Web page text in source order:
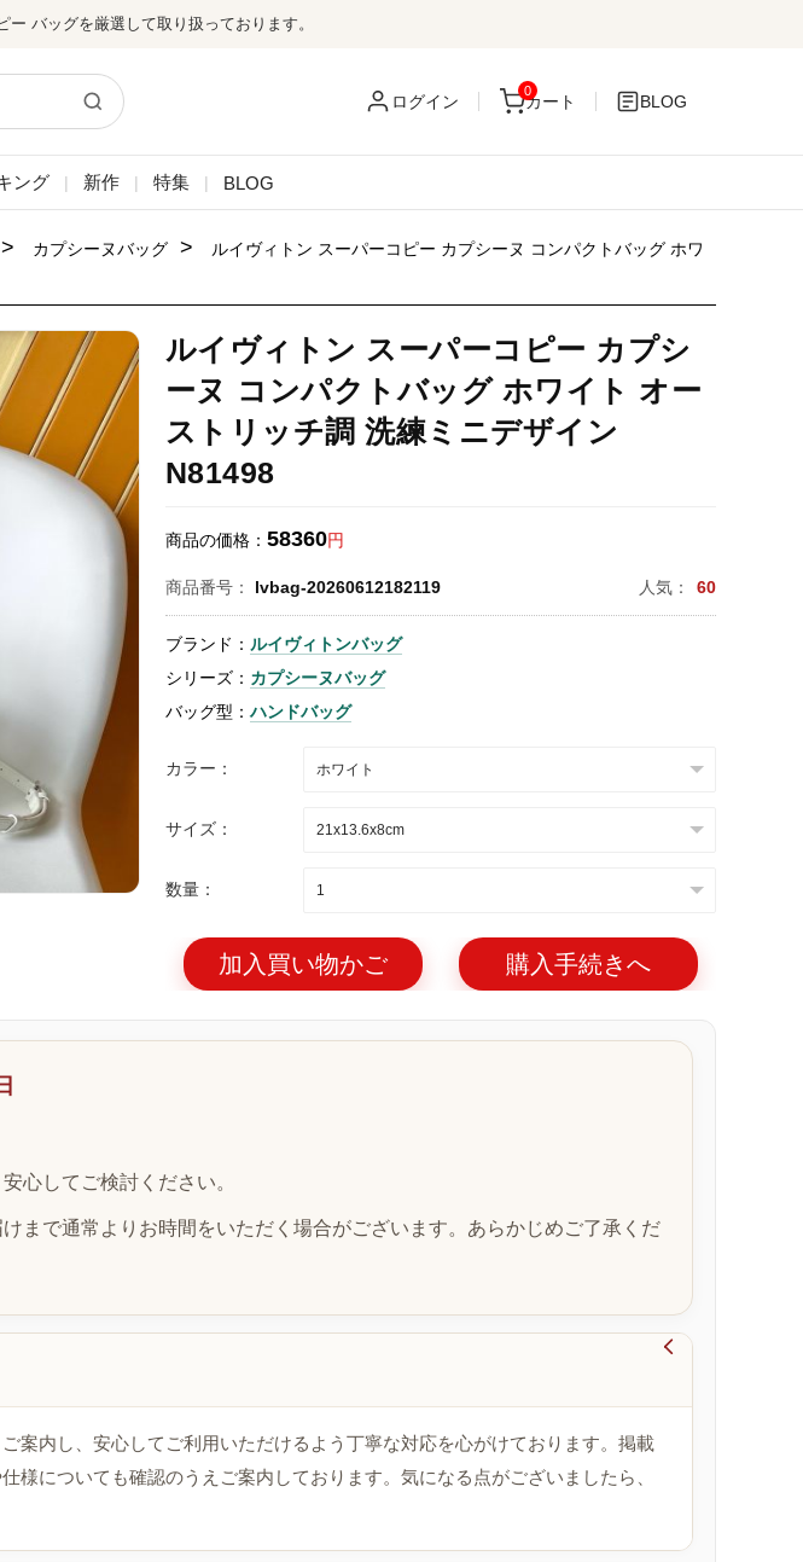
バッグを厳選して取り扱っております。
ログイン
0
カート BLOG
ング | 新作 | 特集 | BLOG
> カプシーヌバッグ >
ルイヴィトン スーパーコピー カプシーヌ コンパクトバッグ ホワ
ルイヴィトン スーパーコピー カプシ
ーヌ コンパクトバッグ ホワイト オー
ストリッチ調 洗練ミニデザイン
N81498
商品の価格： 58360円
商品番号： lvbag-20260612182119 人気： 60
ブランド： ルイヴィトンバッグ
シリーズ： カプシーヌバッグ
バッグ型：ハンドバッグ
カラー：
サイズ：
数量：
加入買い物かご 購入手続きへ
心してご検討ください。
まで通常よりお時間をいただく場合がございます。あらかじめご了承くだ

案内し、安心してご利用いただけるよう丁寧な対応を心がけております。掲載
様についても確認のうえご案内しております。気になる点がございましたら、